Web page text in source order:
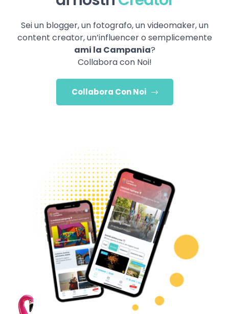
Sei un blogger, un fotografo, un videomaker, un
content creator, un’influencer o semplicemente
ami la Campania?
Collabora con Noi!
Collabora Con Noi